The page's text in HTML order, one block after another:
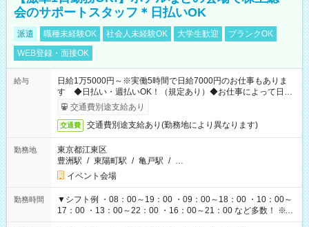
会のサポートスタッフ＊日払いOK
派遣 職種未経験OK 社会人未経験OK 大学生歓迎
ブランクOK
WEB登録・面接OK
給与
日給1万5000円～※実働5時間で日給7000円のお仕事もありま
す ◆日払い・週払いOK！（規定あり）◆お仕事によって日給
も異なります
交通費別途支給あり
交通費 交通費別途支給あり(勤務地により異なります)
勤務地
東京都江東区
豊洲駅 / 東陽町駅 / 亀戸駅 / …
イベント会場
勤務時間
▼シフト例 ・08：00～19：00 ・09：00～18：00 ・10：00～
17：00 ・13：00～22：00 ・16：00～21：00 など多数！ ※お
仕事により勤務時間が異なります